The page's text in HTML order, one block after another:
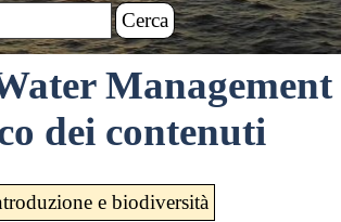
Cerca
Management
dei contenuti
e biodiversità